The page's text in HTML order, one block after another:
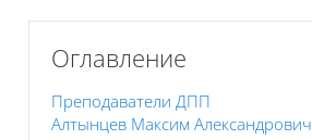
Оглавление
Преподаватели ДПП
Алтынцев Максим Александрович